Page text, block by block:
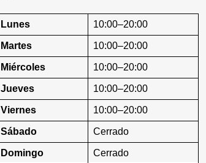
Lunes 10:00–20:00
Martes 10:00–20:00
Miércoles 10:00–20:00
Jueves 10:00–20:00
Viernes 10:00–20:00
Sábado Cerrado
Domingo Cerrado